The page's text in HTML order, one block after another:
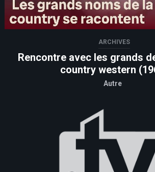
ARCHIVES
Rencontre avec les grands
country western
Autre